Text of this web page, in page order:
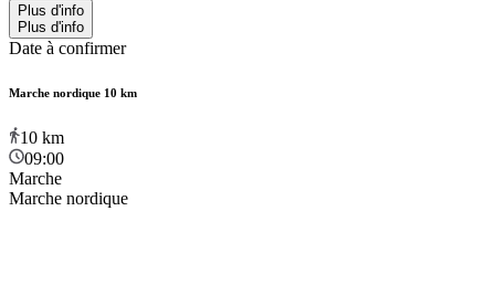
Plus d'info
Plus d'info
Date à confirmer
Marche nordique 10 km
10 km
09:00
Marche
Marche nordique